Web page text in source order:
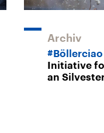
Archiv
#Böllerciao
Initiative
an